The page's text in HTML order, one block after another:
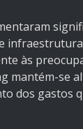
às
mantém-se
dos gastos